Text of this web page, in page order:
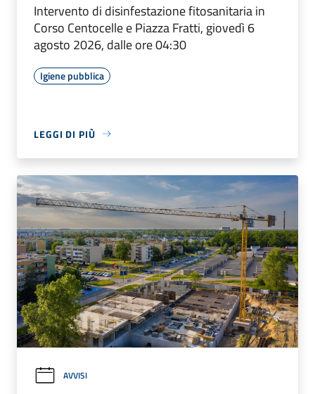
Intervento di disinfestazione fitosanitaria in
Corso Centocelle e Piazza Fratti, giovedì 6
agosto 2026, dalle ore 04:30
Igiene pubblica
LEGGI DI PIÙ
AVVISI